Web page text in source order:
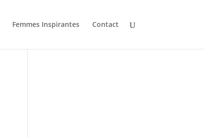
Femmes Inspirantes Contact